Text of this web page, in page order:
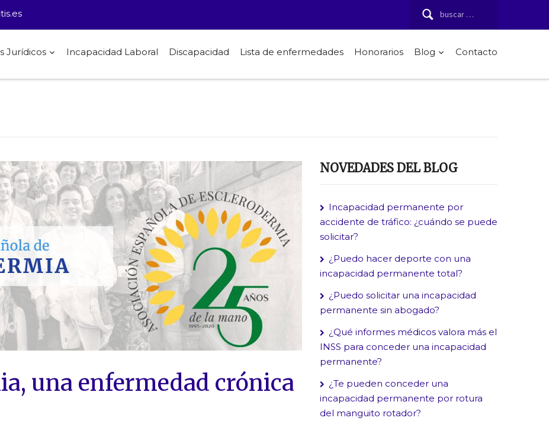
Buscar:
Jurídicos Incapacidad Laboral Discapacidad Lista de enfermedades Honorarios Blog Contacto
una enfermedad crónica
NOVEDADES DEL BLOG
Incapacidad permanente por
accidente de tráfico: ¿cuándo se puede
solicitar?
¿Puedo hacer deporte con una
incapacidad permanente total?
¿Puedo solicitar una incapacidad
permanente sin abogado?
¿Qué informes médicos valora más el
INSS para conceder una incapacidad
permanente?
¿Te pueden conceder una
incapacidad permanente por rotura
del manguito rotador?